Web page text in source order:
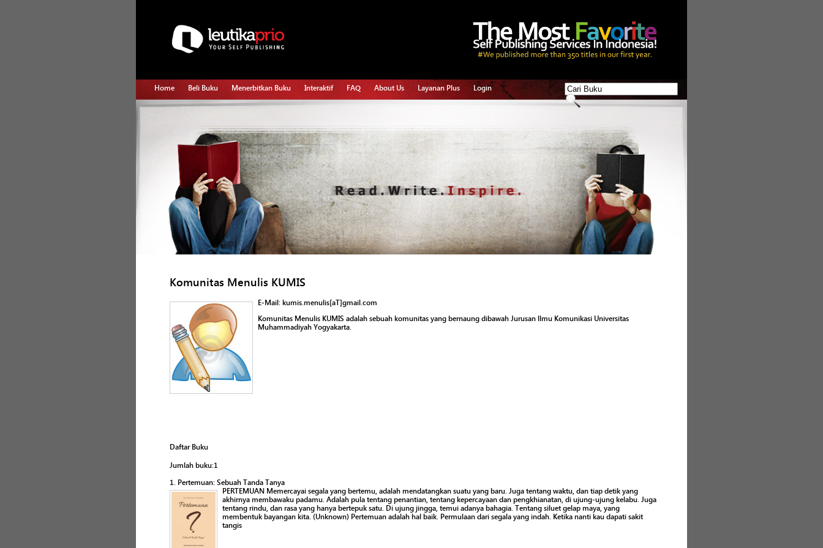
Home Beli Buku Menerbitkan Buku Interaktif FAQ About Us Layanan Plus Login
Komunitas Menulis KUMIS
E-Mail: kumis.menulis[aT]gmail.com
Komunitas Menulis KUMIS adalah sebuah komunitas yang bernaung dibawah Jurusan llmu Komunikasi Universitas
Muhammadiyah Yogyakarta.
Daftar Buku
Jumlah buku:1
1. Pertemuan: Sebuah Tanda Tanya
PERTEMUAN Memercayai segala yang bertemu, adalah mendatangkan suatu yang baru. Juga tentang waktu, dan tiap detik yang
akhirnya membawaku padamu. Adalah pula tentang penantian, tentang kepercayaan dan pengkhianatan, di ujung-ujung kelabu. Juga
tentang rindu, dan rasa yang hanya bertepuk satu. Di ujung jingga, temui adanya bahagia. Tentang siluet gelap maya, yang
membentuk bayangan kita. (Unknown) Pertemuan adalah hal baik. Permulaan dari segala yang indah. Ketika nanti kau dapati sakit
tangis